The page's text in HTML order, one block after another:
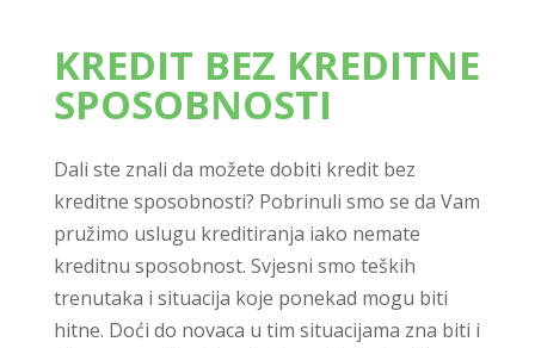
KREDIT BEZ KREDITNE
SPOSOBNOSTI
Dali ste znali da možete dobiti kredit bez
kreditne sposobnosti? Pobrinuli smo se da Vam
pružimo uslugu kreditiranja iako nemate
kreditnu sposobnost. Svjesni smo teških
trenutaka i situacija koje ponekad mogu biti
hitne. Doći do novaca u tim situacijama zna biti i